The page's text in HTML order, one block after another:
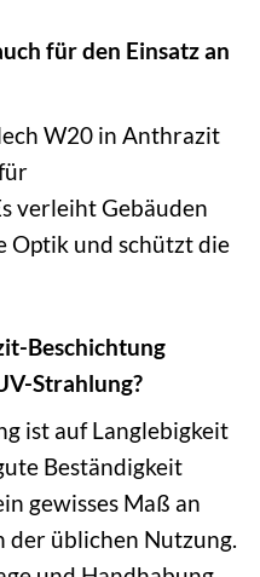
für den Einsatz an
W20 in Anthrazit
verleiht Gebäuden
Optik und schützt die
Beschichtung
Strahlung?
ist auf Langlebigkeit
Beständigkeit
gewisses Maß an
der üblichen Nutzung.